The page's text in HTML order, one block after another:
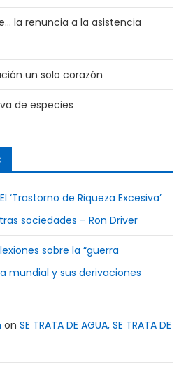
la renuncia a la asistencia
un solo corazón
de especies
El ‘Trastorno de Riqueza Excesiva’
sociedades – Ron Driver
sobre la “guerra
mundial y sus derivaciones
on SE TRATA DE AGUA, SE TRATA DE